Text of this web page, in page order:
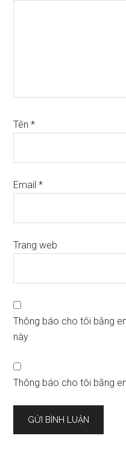
Tên*
Email*
Trang web
Thông báo cho tôi bằng
này
Thông báo cho tôi bằng